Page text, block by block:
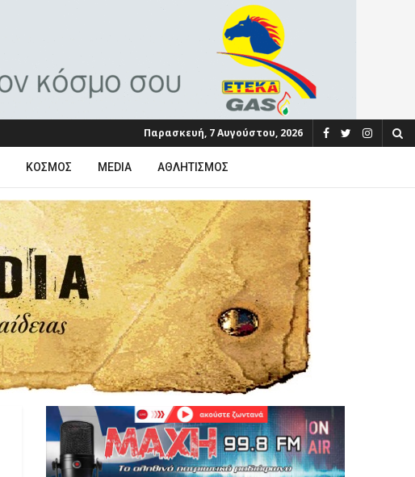
Παρασκευή, 7 Αυγούστου, 2026
ΚΌΣΜΟΣ MEDIA ΑΘΛΗΤΙΣΜΌΣ